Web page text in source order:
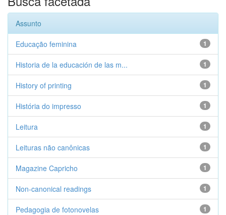
Assunto
1
Educação feminina
1
Historia de la educación de las m...
1
History of printing
1
História do impresso
1
Leitura
1
Leituras não canônicas
1
Magazine Capricho
1
Non-canonical readings
1
Pedagogia de fotonovelas